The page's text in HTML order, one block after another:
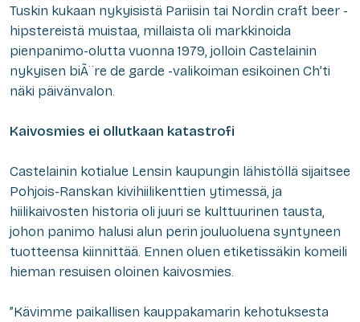
Tuskin kukaan nykyisistä Pariisin tai Nordin craft beer -
hipstereistä muistaa, millaista oli markkinoida
pienpanimo-olutta vuonna 1979, jolloin Castelainin
nykyisen biÃ¨re de garde -valikoiman esikoinen Ch’ti
näki päivänvalon.
Kaivosmies ei ollutkaan katastrofi
Castelainin kotialue Lensin kaupungin lähistöllä sijaitsee
Pohjois-Ranskan kivihiilikenttien ytimessä, ja
hiilikaivosten historia oli juuri se kulttuurinen tausta,
johon panimo halusi alun perin jouluoluena syntyneen
tuotteensa kiinnittää. Ennen oluen etiketissäkin komeili
hieman resuisen oloinen kaivosmies.
”Kävimme paikallisen kauppakamarin kehotuksesta